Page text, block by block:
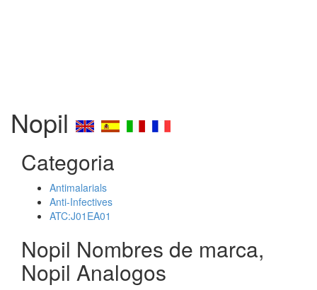
Nopil
Categoria
Antimalarials
Anti-Infectives
ATC:J01EA01
Nopil Nombres de marca,
Nopil Analogos